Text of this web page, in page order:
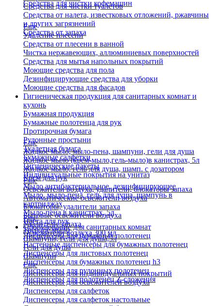
Средства для чистки кофемашин
Средства для чистки туалетов
Средства от налета, известковых отложений, ржавчины
и других загрязнений
Средства от запаха
Еще
Удаление плесени
Средства от плесени в ванной
Чистка нержавеющих, аллюминиевых поверхностей
Средства для мытья напольных покрытий
Моющие средства для пола
Дезинфицирующие средства для уборки
Моющие средства для фасадов
Гигиеническая продукция для санитарных комнат и
кухонь
Бумажная продукция
Бумажные полотенца для рук
Протирочная бумага
Рулонные простыни
Туалетная бумага
Бумажные салфетки
Гигиенические пакеты
Индивидуальные покрытия на унитаз
Еще
Жидкое мыло, мыло-пена, шампуни, гели для душа
Жидкое мыло (крем-мыло,гель-мыло)в канистрах, 5л
Жидкое мыло, гель для душа, шамп. с дозатором
Крем для рук
Мыло антибактериальное, дезинфицирующее
Мыло, мыло-пена, гель для душа, шампунь в
картриджах
Мыло-пена в канистрах, 5л
Паста для рук
Твердое мыло
Шампуни, гели для душа,5л
Гели для душа
Шампуни
Еще
Освежители воздуха, удалители, блокаторы запаха
Автоматические освежители воздуха
Блокаторы, удалители запаха
Бытовые освежители воздуха
Удалители запаха
Освежители воздуха 300 мл
Еще
Оборудование для санитарных комнат
Диспенсеры для бумажных полотенец
Настенные диспенсеры для бумажных полотенец
Диспенсеры для листовых полотенец
Диспенсеры для бумажных полотенец h3
Диспенсеры для рулонных полотенец
Диспенсеры для полотенец Z-сложения
Еще
Диспенсеры для индивидуальных покрытий
Диспенсеры для освежителей воздуха
Диспенсеры для салфеток
Диспенсеры для салфеток настольные